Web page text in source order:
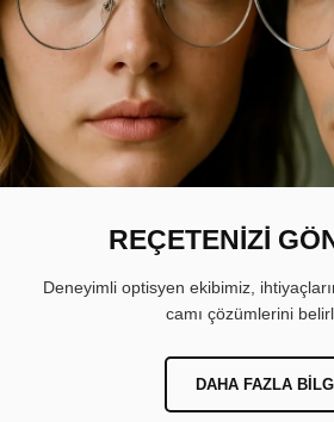
REÇETENİZİ
Deneyimli optisyen ekibimiz,
camı çözümlerini
DAHA FAZLA BILGI